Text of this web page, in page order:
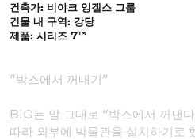
건축가: 비야크 잉겔스 그룹
건물 내 구역: 강당
제품: 시리즈 7™
“박스에서 꺼내기”
BIG는 말 그대로 “박스에서 꺼낸
따라 외부에 박물관을 설치하기로